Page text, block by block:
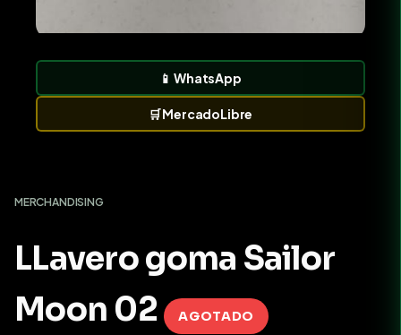
📱WhatsApp
🛒MercadoLibre
MERCHANDISING
LLavero goma Sailor
Moon 02
AGOTADO